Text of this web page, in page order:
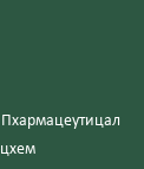
цхем